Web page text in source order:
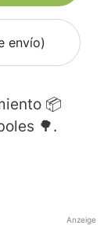
envío)
📦
🌳.
Anzeige